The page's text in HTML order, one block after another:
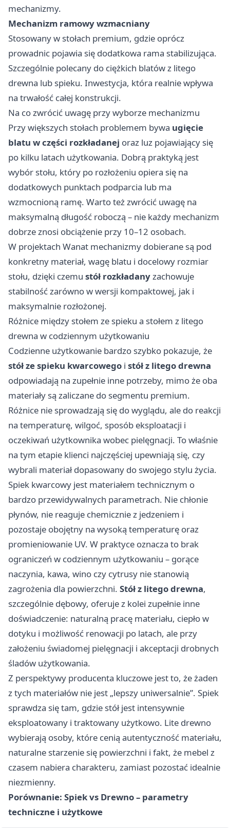
mechanizmy.
Mechanizm ramowy wzmacniany
Stosowany w stołach premium, gdzie oprócz
prowadnic pojawia się dodatkowa rama stabilizująca.
Szczególnie polecany do ciężkich blatów z litego
drewna lub spieku. Inwestycja, która realnie wpływa
na trwałość całej konstrukcji.
Na co zwrócić uwagę przy wyborze mechanizmu
Przy większych stołach problemem bywa ugięcie
blatu w części rozkładanej oraz luz pojawiający się
po kilku latach użytkowania. Dobrą praktyką jest
wybór stołu, który po rozłożeniu opiera się na
dodatkowych punktach podparcia lub ma
wzmocnioną ramę. Warto też zwrócić uwagę na
maksymalną długość roboczą – nie każdy mechanizm
dobrze znosi obciążenie przy 10–12 osobach.
W projektach Wanat mechanizmy dobierane są pod
konkretny materiał, wagę blatu i docelowy rozmiar
stołu, dzięki czemu stół rozkładanyzachowuje
stabilność zarówno w wersji kompaktowej, jak i
maksymalnie rozłożonej.
Różnice między stołem ze spieku a stołem z litego
drewna w codziennym użytkowaniu
Codzienne użytkowanie bardzo szybko pokazuje, że
stół ze spieku kwarcowego i stół z litego drewna
odpowiadają na zupełnie inne potrzeby, mimo że oba
materiały są zaliczane do segmentu premium.
Różnice nie sprowadzają się do wyglądu, ale do reakcji
na temperaturę, wilgoć, sposób eksploatacji i
oczekiwań użytkownika wobec pielęgnacji. To właśnie
na tym etapie klienci najczęściej upewniają się, czy
wybrali materiał dopasowany do swojego stylu życia.
Spiek kwarcowy jest materiałem technicznym o
bardzo przewidywalnych parametrach. Nie chłonie
płynów, nie reaguje chemicznie z jedzeniem i
pozostaje obojętny na wysoką temperaturę oraz
promieniowanie UV. W praktyce oznacza to brak
ograniczeń w codziennym użytkowaniu – gorące
naczynia, kawa, wino czy cytrusy nie stanowią
zagrożenia dla powierzchni. Stół z litego drewna,
szczególnie dębowy, oferuje z kolei zupełnie inne
doświadczenie: naturalną pracę materiału, ciepło w
dotyku i możliwość renowacji po latach, ale przy
założeniu świadomej pielęgnacji i akceptacji drobnych
śladów użytkowania.
Z perspektywy producenta kluczowe jest to, że żaden
z tych materiałów nie jest „lepszy uniwersalnie”. Spiek
sprawdza się tam, gdzie stół jest intensywnie
eksploatowany i traktowany użytkowo. Lite drewno
wybierają osoby, które cenią autentyczność materiału,
naturalne starzenie się powierzchni i fakt, że mebel z
czasem nabiera charakteru, zamiast pozostać idealnie
niezmienny.
Porównanie: Spiek vs Drewno – parametry
techniczne i użytkowe